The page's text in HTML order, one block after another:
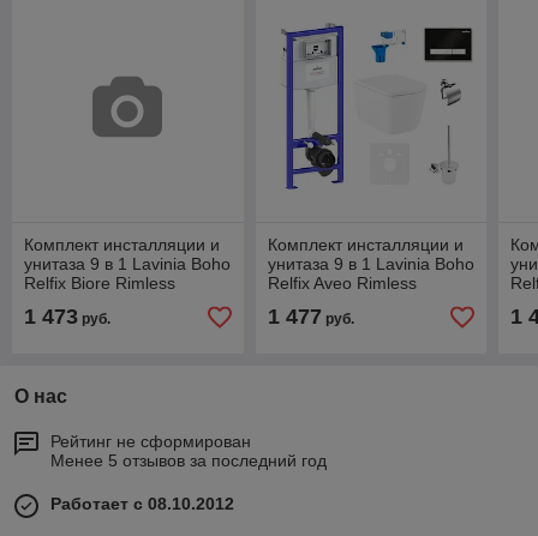
Комплект инсталляции и
унитаза 9 в 1 Lavinia Boho
Relfix Biore Rimless
1 473 руб.
Комплект инсталляции и
унитаза 9 в 1 Lavinia Boho
Relfix Aveo Rimless
1 477 руб. 1
О нас
Рейтинг не сформирован
Менее 5 отзывов за последний год
Работает с 08.10.2012